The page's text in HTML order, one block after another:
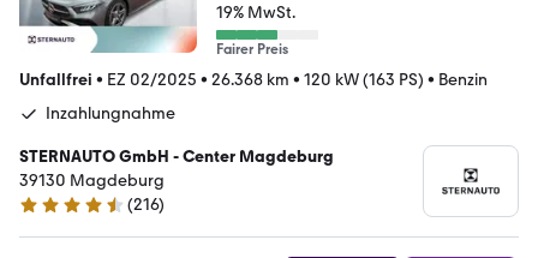
19% MwSt.
Fairer Preis
Unfallfrei • EZ 02/2025 • 26.368 km • 120 kW (163 PS) • Benzin
Inzahlungnahme
STERNAUTO GmbH - Center Magdeburg
39130 Magdeburg
4.5 Sterne
(216)